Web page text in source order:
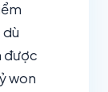
dù
được
won